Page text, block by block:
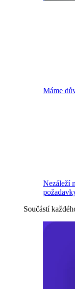
Máme
Nezáleží
Součástí